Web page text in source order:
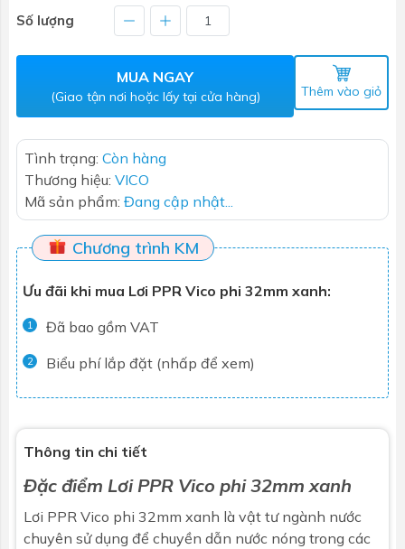
Số lượng
MUA NGAY
(Giao tận nơi hoặc lấy tại cửa hàng) Thêm vào giỏ
Tình trạng: Còn hàng
Thương hiệu: VICO
Mã sản phẩm: Đang cập nhật...
Chương trình KM
Ưu đãi khi mua Lơi PPR Vico phi 32mm xanh:
1 Đã bao gồm VAT
2 Biểu phí lắp đặt (nhấp để xem)
Thông tin chi tiết
Đặc điểm Lơi PPR Vico phi 32mm xanh
Lơi PPR Vico phi 32mm xanh là vật tư ngành nước
chuyên sử dụng để chuyền dẫn nước nóng trong các